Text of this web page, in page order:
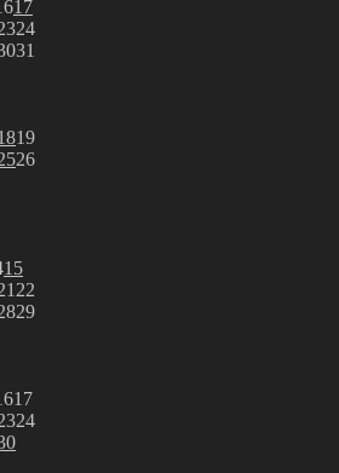
17
24
31
19
26
15
22
29
17
24